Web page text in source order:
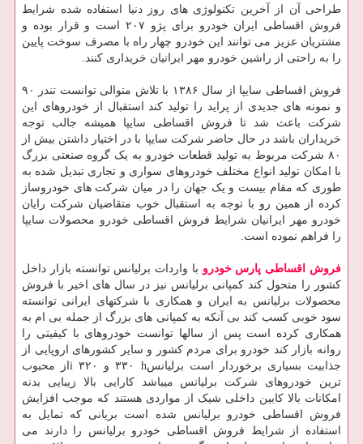
طراحی آن از آخرین تکنولوژی های روز دنیا استفاده شده شرایط
فروش اقساطی ایران خودرو برای پژو ۲۰۷ است و قرار بوده و
مشتریان عزیز می توانند این خودرو چهار راه با مصرف سوخت پایین
را به راحتی از راشین خودرو مهر ایرانیان خریداری کنند.
فروش اقساطی سایپا از سال ۱۳۸۶ با تلاش متوالی توانست تندر ۹۰
و نمونه های جدیدی از پراید را تولید کند استقبال از خودروهای این
شرکت باعث شد تا فروش اقساطی سایپا همیشه جالب توجه
خریداران باشد در حال حاضر شرکت سایپا با در اختیار داشتن بیش از
۸۰ شرکت مربوط به تولید قطعات خودرو به یک گروه صنعتی بزرگ
با امکان تولید انواع مختلف خودروهای سواری و تجاری تبدیل شده به
طوری که مقام بیست و یک جهان را در میان شرکت های خودروساز
کرده از همین رو با توجه به استقبال خوب متقاضیان شرکت رایان
خودرو مهر ایرانیان شرایط فروش اقساطی خودرو محصولات سایپا
را فراهم نموده است.
فروش اقساطی پارس خودرو با واردات برلیانس توانسته بازار داخل
کشور را متحول کند کمپانی برلیانس نیز در سال های اخیر با فروش
محصولات برلیانس به ایران و همکاری با شرکتهای ایرانی توانسته
سود خوبی کسب کند بی آنکه به کمپانی های بزرگ از جمله بی ام به
همکاری کرده است پس از سالها توانست خودروهای با کیفیتی را
روانه بازار کند خودرو برای مردم کشور و سایر کشورهای اروپایی از
جذابیت بسیاری برخوردار است برلیانسh ۳۳۰ و ۳۲۰ iاز محبوب
ترین خودروهای شرکت برلیانس میباشد کارایی بالا زیبایی بدنه
امکانات بالا کابین داخلی شیک از مواردی هستند که موجب افزایش
فروش اقساطی خودرو برلیانس شده است بریانی که تمایل به
استفاده از شرایط فروش اقساطی خودرو برلیانس را دارند می